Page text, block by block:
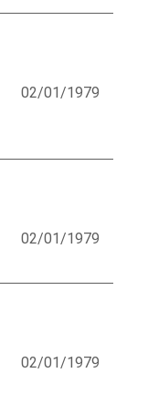
02/01/1979
02/01/1979
02/01/1979